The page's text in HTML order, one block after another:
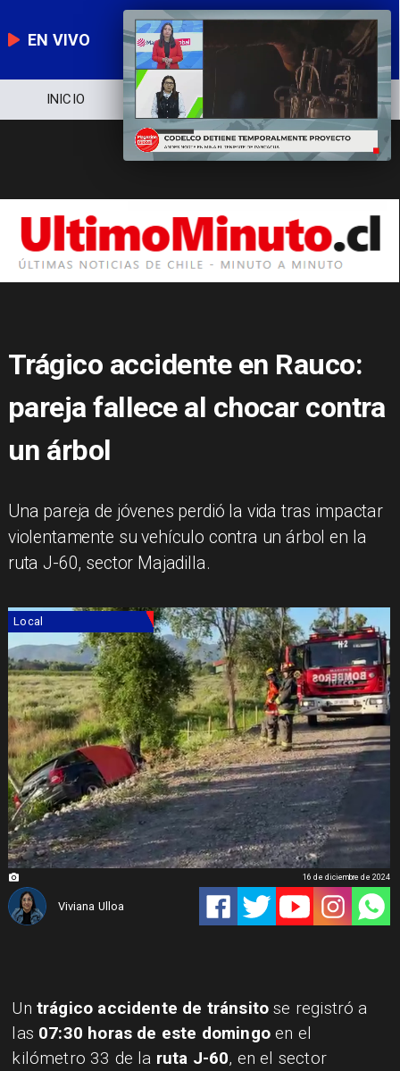
EN VIVO
NOTICIERO POLÍTICA ECONOMÍA
Trágico accidente en Rauco:
pareja fallece al chocar contra
un árbol
Una pareja de jóvenes perdió la vida tras impactar
violentamente su vehículo contra un árbol en la
ruta J-60, sector Majadilla.
Local
Viviana Ulloa
16 de diciembre de 2024
Un trágico accidente de tránsito se registró a
las 07:30 horas de este domingoen el
kilómetro 33 de la ruta J-60, en el sector